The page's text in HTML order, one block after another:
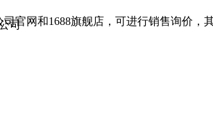
官网和1688旗舰店，可进行销售询价